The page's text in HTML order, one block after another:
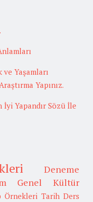
Yaşamları
Yapınız.
İyi Yapandır Sözü İle
Deneme
Genel Kültür
Örnekleri Tarih Ders